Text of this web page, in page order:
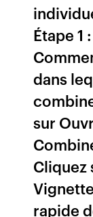
Étape 1
dans
sur
Cliquez
rapide